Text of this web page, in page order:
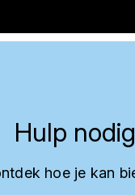
Hulp
hoe je kan